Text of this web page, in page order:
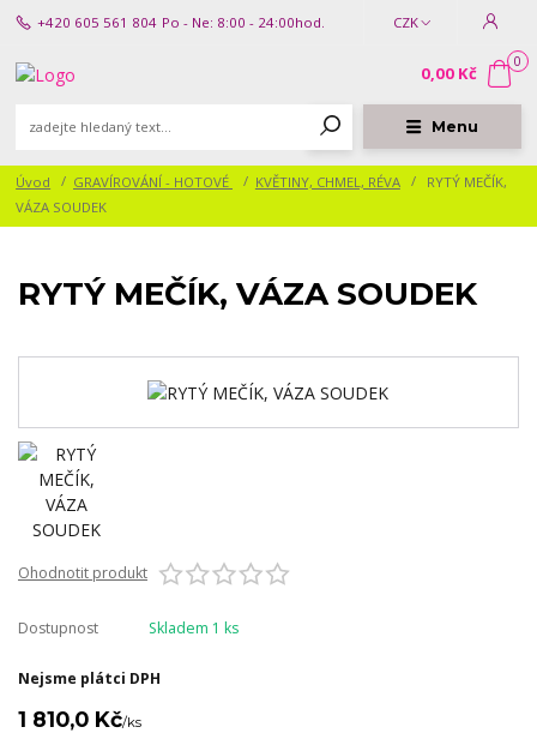
Menu
CZK
+420 605 561 804 Po - Ne: 8:00 - 24:00hod.
0
0,00 Kč
Úvod GRAVÍROVÁNÍ - HOTOVÉ KVĚTINY, CHMEL, RÉVA
RYTÝ MEČÍK,
VÁZA SOUDEK
RYTÝ MEČÍK, VÁZA SOUDEK
Ohodnotit produkt
Dostupnost Skladem 1 ks
Nejsme plátci DPH
1 810,0 Kč/ks